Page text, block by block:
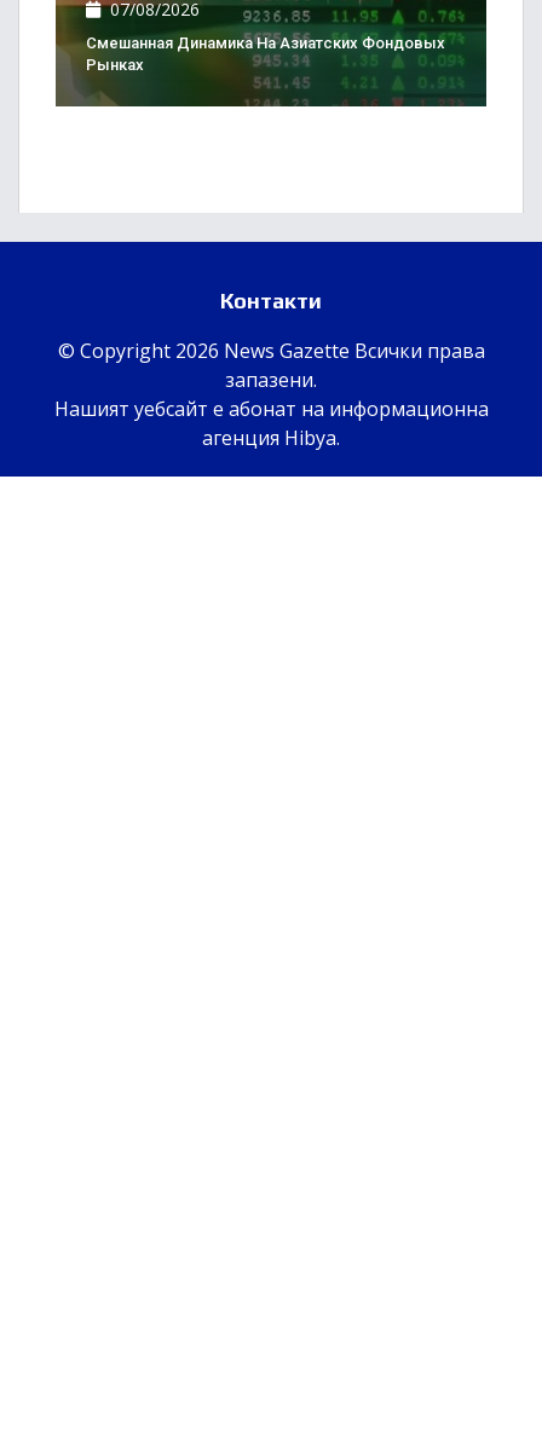
07/08/2026
Смешанная Динамика На Азиатских Фондовых
Рынках
Контакти
© Copyright 2026 News Gazette Всички права
запазени.
Нашият уебсайт е абонат на информационна
агенция Hibya.